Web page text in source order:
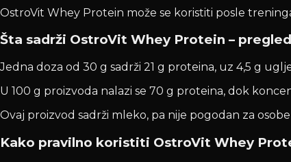
OstroVit Whey Protein može se koristiti posle
Šta sadrži OstroVit Whey Protein –
Jedna doza od 30 g sadrži 21 g proteina, uz 4,5 g
U 100 g proizvoda nalazi se 70 g proteina, dok
Ovaj proizvod sadrži mleko, pa nije pogodan za
Kako pravilno koristiti OstroVit Whey